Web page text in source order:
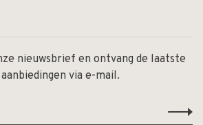
nieuwsbrief en ontvang de laatste
via e-mail.